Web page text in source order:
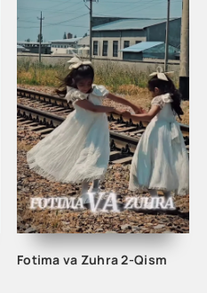
Fotima va Zuhra 2-Qism